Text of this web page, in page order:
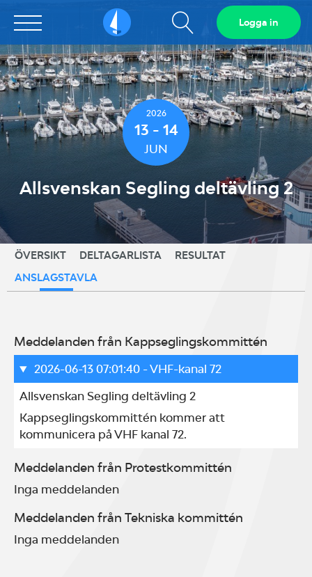
Sailarena Visa
sökfält
Logga in
2026
13 - 14
JUN
Allsvenskan Segling deltävling 2
ÖVERSIKT DELTAGARLISTA
RESULTAT
ANSLAGSTAVLA
Meddelanden från Kappseglingskommittén
2026-06-13 07:01:40- VHF-kanal 72
Allsvenskan Segling deltävling 2
Kappseglingskommittén kommer att
kommunicera på VHF kanal 72.
Meddelanden från Protestkommittén
Inga meddelanden
Meddelanden från Tekniska kommittén
Inga meddelanden